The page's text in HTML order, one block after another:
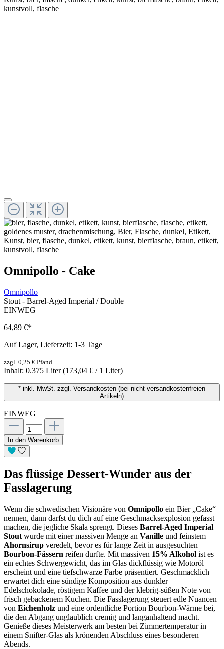
Omnipollo - Cake
Omnipollo
Stout - Barrel-Aged Imperial / Double
EINWEG
64,89 €*
Auf Lager, Lieferzeit: 1-3 Tage
zzgl. 0,25 € Pfand
Inhalt: 0.375 Liter(173,04 € / 1 Liter)
* inkl. MwSt. zzgl. Versandkosten (bei nicht versandkostenfreien
Artikeln)
EINWEG
In den Warenkorb
Das flüssige Dessert-Wunder aus der
Fasslagerung
Wenn die schwedischen Visionäre von Omnipollo ein Bier „Cake“
nennen, dann darfst du dich auf eine Geschmacksexplosion gefasst
machen, die jegliche Skala sprengt. Dieses Barrel-Aged Imperial
Stout wurde mit einer massiven Menge an Vanille und feinstem
Ahornsirup veredelt, bevor es für lange Zeit in ausgesuchten
Bourbon-Fässern reifen durfte. Mit massiven 15% Alkohol ist es
ein echtes Schwergewicht, das im Glas dickflüssig wie Motoröl
erscheint und eine tiefschwarze Farbe präsentiert. Geschmacklich
erwartet dich eine sündige Komposition aus dunkler
Edelschokolade, röstigem Kaffee und der klebrig-süßen Note von
frisch gebackenem Kuchen. Die Fasslagerung steuert edle Nuancen
von Eichenholz und eine ordentliche Portion Bourbon-Wärme bei,
die den Abgang unglaublich cremig und langanhaltend macht.
Genieße dieses Meisterwerk am besten bei Zimmertemperatur in
einem Snifter-Glas als krönenden Abschluss eines besonderen
Abends.